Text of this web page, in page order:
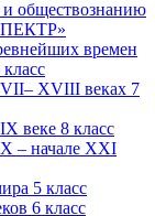
обществознанию
времен
XVIII веках 7
веке 8 класс
– начале XXI
5 класс
6 класс